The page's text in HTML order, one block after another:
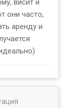
висит и
они часто,
аренду и